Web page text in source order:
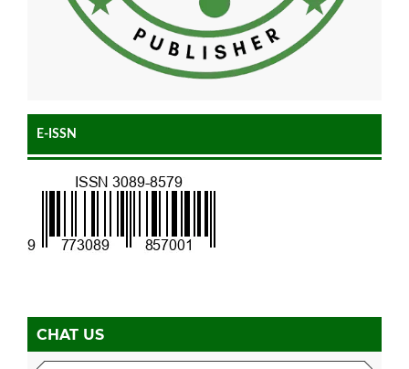
E-ISSN
CHAT US